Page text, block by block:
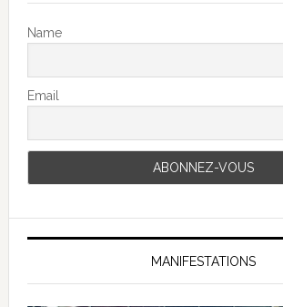
Name
Email
MANIFESTATIONS